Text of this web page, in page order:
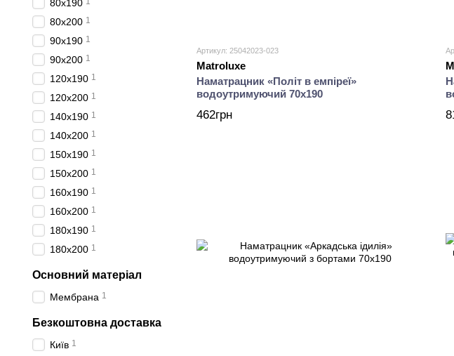
Артикул: 25042023-023
Matroluxe
Наматрацник «Політ в емпіреї»
водоутримуючий 70х190
462грн
80x190
80x200 1
90x190 1
90x200 1
120x190 1
120x200 1
140x190 1
140x200 1
150x190 1
150x200 1
160x190 1
160x200 1
180x190 1
180x200 1
Основний матеріал
Мембрана 1
Безкоштовна доставка
Київ 1